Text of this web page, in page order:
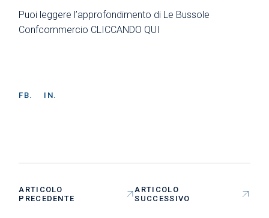
Puoi leggere l’approfondimento di Le Bussole
Confcommercio CLICCANDO QUI
FB. IN.
ARTICOLO
PRECEDENTE
ARTICOLO
SUCCESSIVO